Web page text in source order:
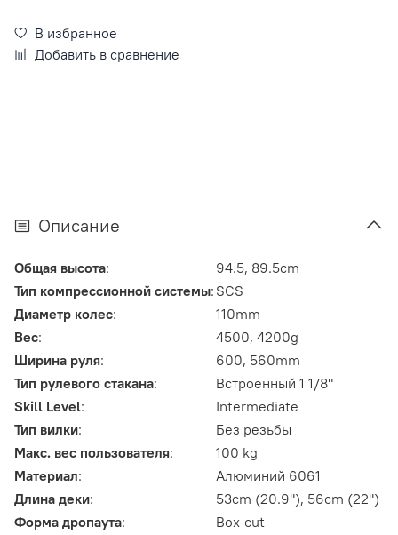
В избранное
Добавить в сравнение
Описание
Общая высота:
94.5, 89.5cm
Тип компрессионной системы: SCS
Диаметр колес:
110mm
Вес:
4500, 4200g
Ширина руля:
600, 560mm
Тип рулевого стакана:
Встроенный 1 1/8"
Skill Level:
Intermediate
Тип вилки:
Без резьбы
Макс. вес пользователя:
100 kg
Материал:
Алюминий 6061
Длина деки:
53cm (20.9"), 56cm (22")
Форма дропаута:
Box-cut